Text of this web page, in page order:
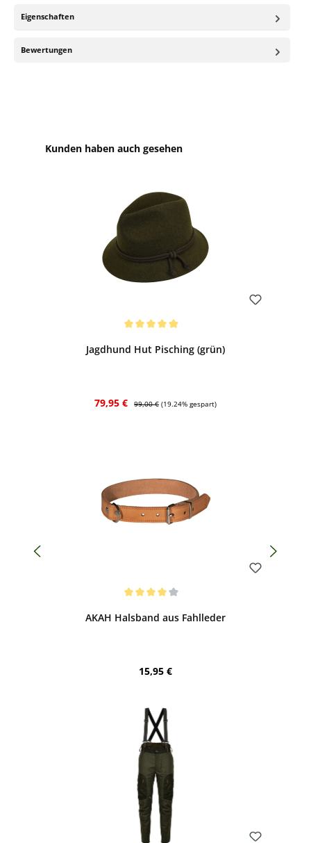
Eigenschaften
Bewertungen
Produktgalerie überspringen
Kunden haben auch gesehen
Jagdhund Hut Pisching (grün)
Verkaufspreis:
79,95 € Regulärer Preis:
99,00 € (19.24% gespart)
AKAH Halsband aus Fahlleder
Regulärer Preis:
15,95 €